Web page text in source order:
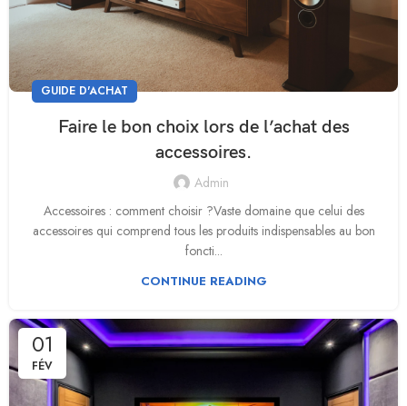
GUIDE D'ACHAT
Faire le bon choix lors de l’achat des
accessoires.
Admin
Accessoires : comment choisir ?Vaste domaine que celui des
accessoires qui comprend tous les produits indispensables au bon
foncti...
CONTINUE READING
01
FÉV